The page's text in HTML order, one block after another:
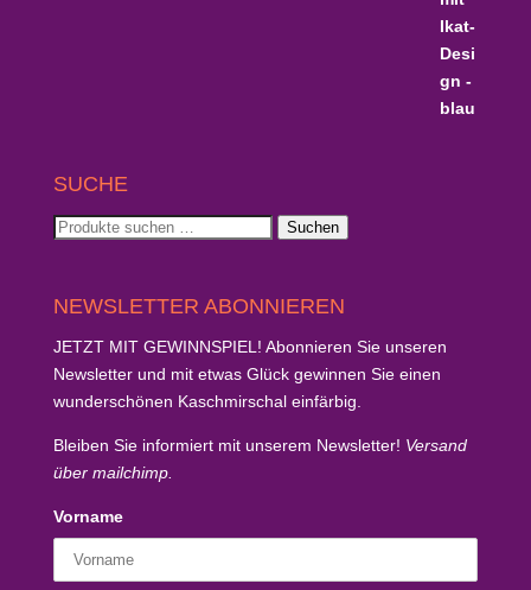
SUCHE
Suchen
Suchen
NEWSLETTER ABONNIEREN
JETZT MIT GEWINNSPIEL! Abonnieren Sie unseren
Newsletter und mit etwas Glück gewinnen Sie einen
wunderschönen Kaschmirschaleinfärbig.
Bleiben Sie informiert mit unserem Newsletter! Versand
über mailchimp.
Vorname